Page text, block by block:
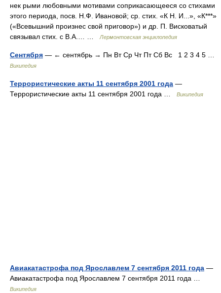
нек рыми любовными мотивами соприкасающееся со стихами
этого периода, посв. Н.Ф. Ивановой; ср. стих. «К Н. И...», «К***»
(«Всевышний произнес свой приговор») и др. П. Висковатый
связывал стих. с В.А.… …
Лермонтовская энциклопедия
Сентября — ← сентябрь → Пн Вт Ср Чт Пт Сб Вс 1 2 3 4 5 …
Википедия
Террористические акты 11 сентября 2001 года —
Террористические акты 11 сентября 2001 года …
Википедия
Авиакатастрофа под Ярославлем 7 сентября 2011 года —
Авиакатастрофа под Ярославлем 7 сентября 2011 года …
Википедия